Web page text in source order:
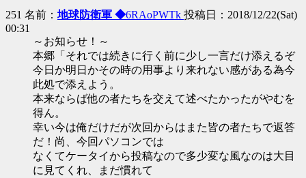
251 名前： 地球防衛軍 ◆6RAoPWTk 投稿日：2018/12/22(Sat)
00:31
～お知らせ！～
本郷「それでは続きに行く前に少し一言だけ添えるぞ
今日か明日かその時の用事より来れない感がある為今
此処で添えよう。
本来ならば他の者たちを交えて述べたかったがやむを
得ん。
幸い今は俺だけだが次回からはまた皆の者たちで返答
だ！尚、今回パソコンでは
なくてケータイから投稿なので多少変な風なのは大目
に見てくれ、まだ慣れて